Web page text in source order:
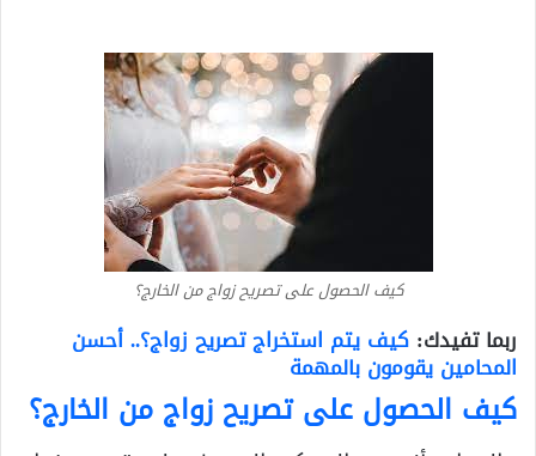
كيف الحصول على تصريح زواج من الخارج؟
ربما تفيدك: كيف يتم استخراج تصريح زواج؟.. أحسن
المحامين يقومون بالمهمة
كيف الحصول على تصريح زواج من الخارج؟